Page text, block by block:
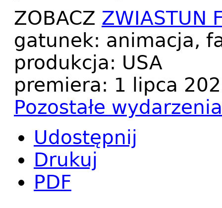
ZOBACZ ZWIASTUN
gatunek: animacja,
produkcja: USA
premiera: 1 lipca
Pozostałe wydarzenia
Udostępnij
Drukuj
PDF